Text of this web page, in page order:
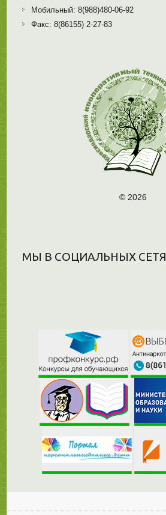
Мобильный: 8(988)480-06-92
Факс: 8(86155) 2-27-83
© 2026
МЫ В СОЦИАЛЬНЫХ